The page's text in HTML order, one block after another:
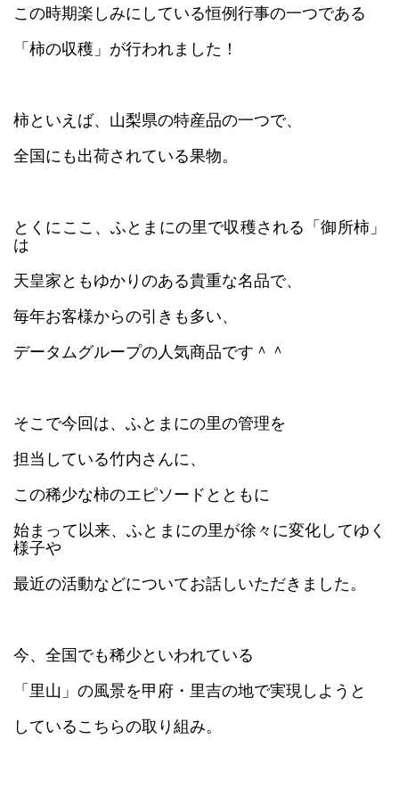
この時期楽しみにしている恒例行事の一つである
「柿の収穫」が行われました！
柿といえば、山梨県の特産品の一つで、
全国にも出荷されている果物。
とくにここ、ふとまにの里で収穫される「御所柿」
は
天皇家ともゆかりのある貴重な名品で、
毎年お客様からの引きも多い、
データムグループの人気商品です＾＾
そこで今回は、ふとまにの里の管理を
担当している竹内さんに、
この稀少な柿のエピソードとともに
始まって以来、ふとまにの里が徐々に変化してゆく
様子や
最近の活動などについてお話しいただきました。
今、全国でも稀少といわれている
「里山」の風景を甲府・里吉の地で実現しようと
しているこちらの取り組み。